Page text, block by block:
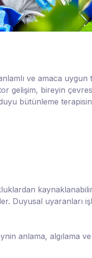
ve amaca uygun
gelişim, bireyin
bütünleme
Duyusal uyaranları
anlama, algılama